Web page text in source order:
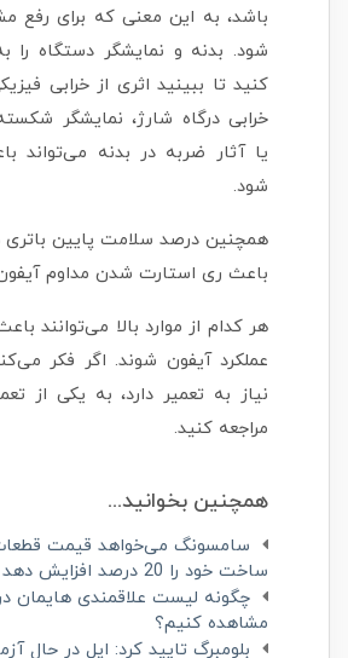
باشد، به این معنی که برای رفع
شود. بدنه و نمایشگر دستگاه را
کنید تا ببینید اثری از خرابی
خرابی درگاه شارژ، نمایشگر
یا آثار ضربه در بدنه می‌تواند
شود.
همچنین درصد سلامت پایین باتری
باعث ری استارت شدن مداوم
هر کدام از موارد بالا می‌توانند
عملکرد آیفون شوند. اگر فکر
نیاز به تعمیر دارد، به یکی از
مراجعه کنید.
همچنین بخوانید...
سامسونگ می‌خواهد قیمت
ساخت خود را 20 درصد افزایش دهد
چگونه لیست علاقمندی هایمان در
مشاهده کنیم؟
بلومبرگ تایید کرد: اپل در حال